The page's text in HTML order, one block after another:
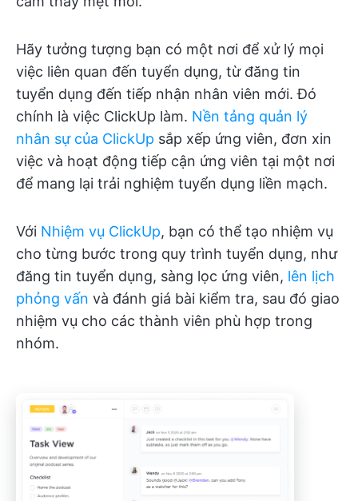
Hãy tưởng tượng bạn có một nơi để xử lý mọi
việc liên quan đến tuyển dụng, từ đăng tin
tuyển dụng đến tiếp nhận nhân viên mới. Đó
chính là việc ClickUp làm. Nền tảng quản lý
nhân sự của ClickUp sắp xếp ứng viên, đơn xin
việc và hoạt động tiếp cận ứng viên tại một nơi
để mang lại trải nghiệm tuyển dụng liền mạch.
Với Nhiệm vụ ClickUp, bạn có thể tạo nhiệm vụ
cho từng bước trong quy trình tuyển dụng, như
đăng tin tuyển dụng, sàng lọc ứng viên, lên lịch
phỏng vấn và đánh giá bài kiểm tra, sau đó giao
nhiệm vụ cho các thành viên phù hợp trong
nhóm.